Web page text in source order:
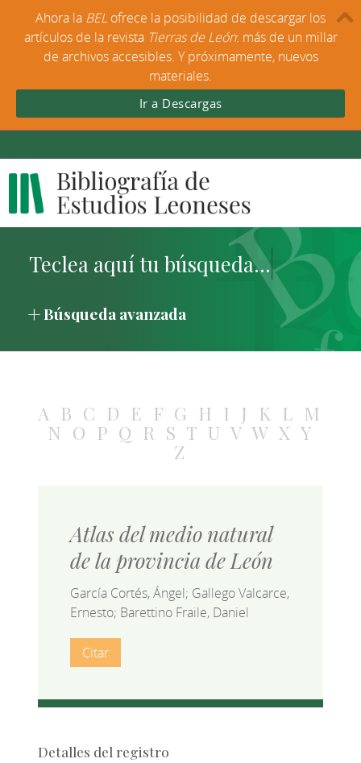
Búsqueda avanzada
A B C D E F G H I J K L M
N O P Q R S T U V W X Y
Z
Atlas del medio natural
de la provincia de León
García Cortés, Ángel; Gallego Valcarce,
Ernesto; Barettino Fraile, Daniel
Citar
Detalles del registro
Ahora la BEL ofrece la posibilidad de descargar los
artículos de la revista Tierras de León: más de un millar
de archivos accesibles. Y próximamente, nuevos
materiales.
Ir a Descargas